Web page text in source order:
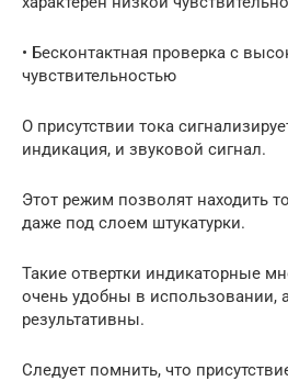
• Бесконтактная проверка с
чувствительностью
О присутствии тока
индикация, и звуковой сигнал.
Этот режим позволят находить
даже под слоем штукатурки.
Такие отвертки индикаторные
очень удобны в использовании,
результативны.
Следует помнить, что